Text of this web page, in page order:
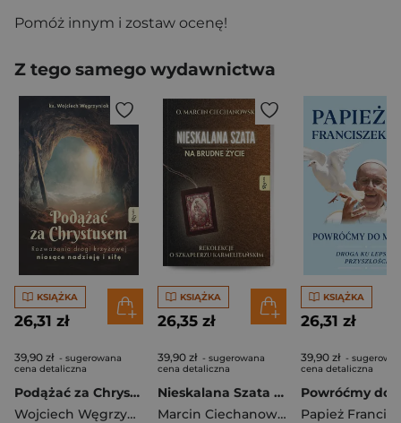
Pomóż innym i zostaw ocenę!
Z tego samego wydawnictwa
KSIĄŻKA
26,31 zł
39,90 zł - sugerowana
cena detaliczna
Podążać za Chrystusem.. Rozważania drogi krzyżowej niosące nadzieję i siłę
Wojciech Węgrzyniak
KSIĄŻKA
26,35 zł
39,90 zł - sugerowana
cena detaliczna
Nieskalana Szata na brudne życie, Rekolekcje o Szkaplerzu Karmelitańskim
Marcin Ciechanowski
KSIĄŻKA
26,31 zł
39,90 zł -
cena detaliczna
Papież